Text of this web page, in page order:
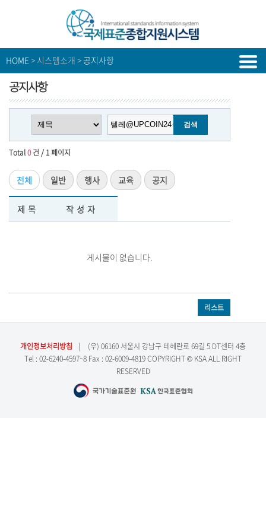
HOME > 시스템소개 > 공지사항
공지사항
Total0건 / 1 페이지
전체 일반 행사 교육 공지
제목 작성자
게시물이 없습니다.
리스트
개인정보처리방침 |
(우) 06160 서울시 강남구 테헤란로 69길 5 DT센터 4층
Tel : 02-6240-4597~8 Fax : 02-6009-4819 COPYRIGHT © KSA ALL RIGHT
RESERVED